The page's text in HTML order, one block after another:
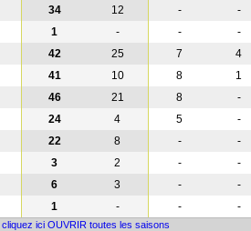
34 12 -
-
1 - -
-
42 25 7
4
41 10 8
1
46 21 8
-
24 4 5
-
22 8 -
-
3 2 -
-
6 3 -
-
1 - - -
cliquez ici OUVRIR toutes les saisons